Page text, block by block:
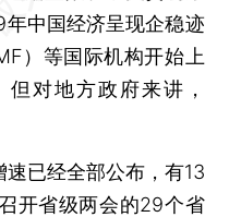
中国经济呈现企稳迹
）等国际机构开始上
对地方政府来讲，
已经全部公布，有13
开省级两会的29个省